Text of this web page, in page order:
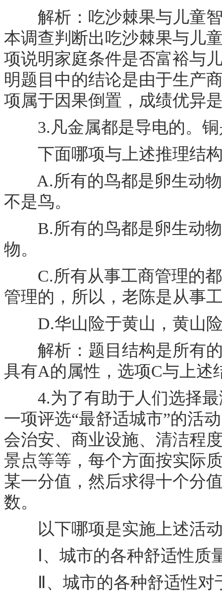
解析：吃沙棘果与儿童智
本调查判断出吃沙棘果与儿
项说明家庭条件是否富裕与
明题目中的结论是由于生产
项属于因果倒置，成绩优异
3.凡金属都是导电的。铜
下面哪项与上述推理结构
A.所有的鸟都是卵生动物
不是鸟。
B.所有的鸟都是卵生动物
物。
C.所有从事工商管理的都
管理的，所以，老陈是从事
D.华山险于黄山，黄山险
解析：题目结构是所有的
具有A的属性，选项C与上述
4.为了有助于人们选择最
一项评选“最舒适城市”的活
会治安、商业设施、清洁程
景点等等，每个方面按实际
某一分值，然后求得十个分
数。
以下哪项是实施上述活动
Ⅰ、城市的各种舒适性质
Ⅱ、城市的各种舒适性对